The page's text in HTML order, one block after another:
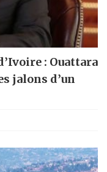
: Ouattara
jalons d’un